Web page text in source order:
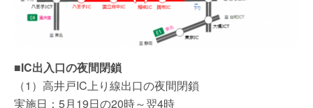
■IC出入口の夜間閉鎖
（1）高井戸IC上り線出口の夜間閉鎖
実施日：5月19日の20時～翌4時